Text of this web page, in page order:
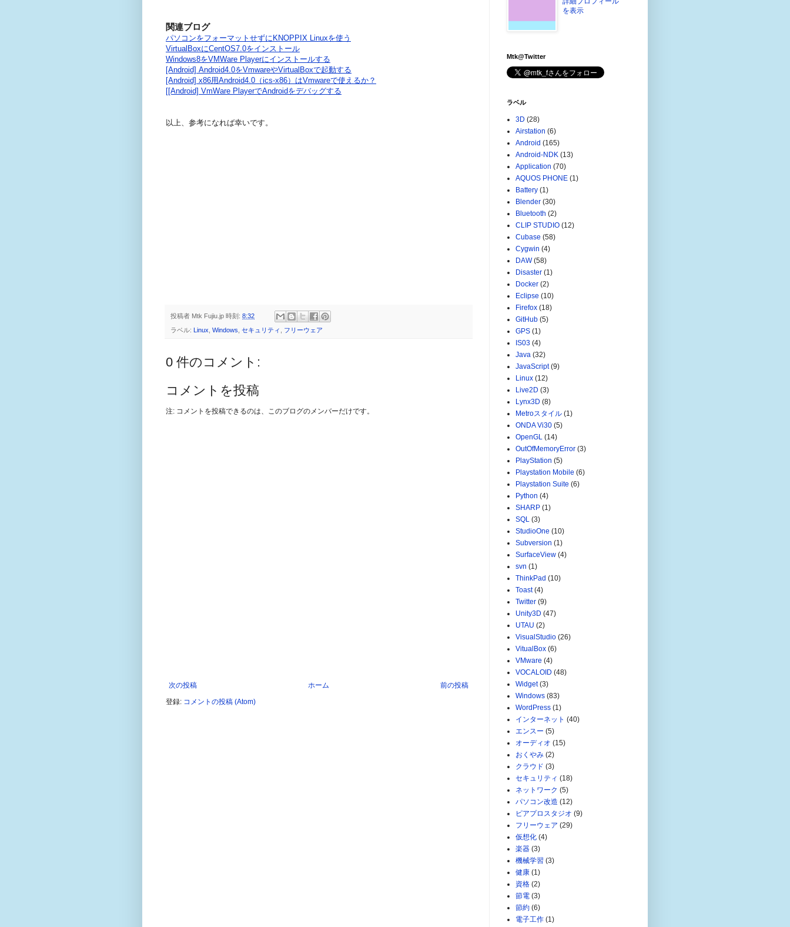
関連ブログ
パソコンをフォーマットせずにKNOPPIX Linuxを使う
VirtualBoxにCentOS7.0をインストール
Windows8をVMWare Playerにインストールする
[Android] Android4.0をVmwareやVirtualBoxで起動する
[Android] x86用Android4.0（ics-x86）はVmwareで使えるか？
[[Android] VmWare PlayerでAndroidをデバッグする
以上、参考になれば幸いです。
投稿者 Mtk Fujiu.jp 時刻: 8:32
ラベル: Linux, Windows, セキュリティ , フリーウェア
0 件のコメント:
コメントを投稿
注: コメントを投稿できるのは、このブログのメンバーだけです。
次の投稿 前の投稿
ホーム
登録: コメントの投稿 (Atom)
を表示
Mtk@Twitter
ラベル
3D (28)
Airstation (6)
Android (165)
Android-NDK (13)
Application (70)
AQUOS PHONE (1)
Battery (1)
Blender (30)
Bluetooth (2)
CLIP STUDIO (12)
Cubase (58)
Cygwin (4)
DAW (58)
Disaster (1)
Docker (2)
Eclipse (10)
Firefox (18)
GitHub (5)
GPS (1)
IS03 (4)
Java (32)
JavaScript (9)
Linux (12)
Live2D (3)
Lynx3D (8)
Metroスタイル (1)
ONDA Vi30 (5)
OpenGL (14)
OutOfMemoryError (3)
PlayStation (5)
Playstation Mobile (6)
Playstation Suite (6)
Python (4)
SHARP (1)
SQL (3)
StudioOne (10)
Subversion (1)
SurfaceView (4)
svn (1)
ThinkPad (10)
Toast (4)
Twitter (9)
Unity3D (47)
UTAU (2)
VisualStudio (26)
VitualBox (6)
VMware (4)
VOCALOID (48)
Widget (3)
Windows (83)
WordPress (1)
インターネット (40)
エンスー (5)
オーディオ (15)
おくやみ (2)
クラウド (3)
セキュリティ (18)
ネットワーク (5)
パソコン改造 (12)
ピアプロスタジオ (9)
フリーウェア (29)
仮想化 (4)
楽器 (3)
機械学習 (3)
健康 (1)
資格 (2)
節電 (3)
節約 (6)
電子工作 (1)